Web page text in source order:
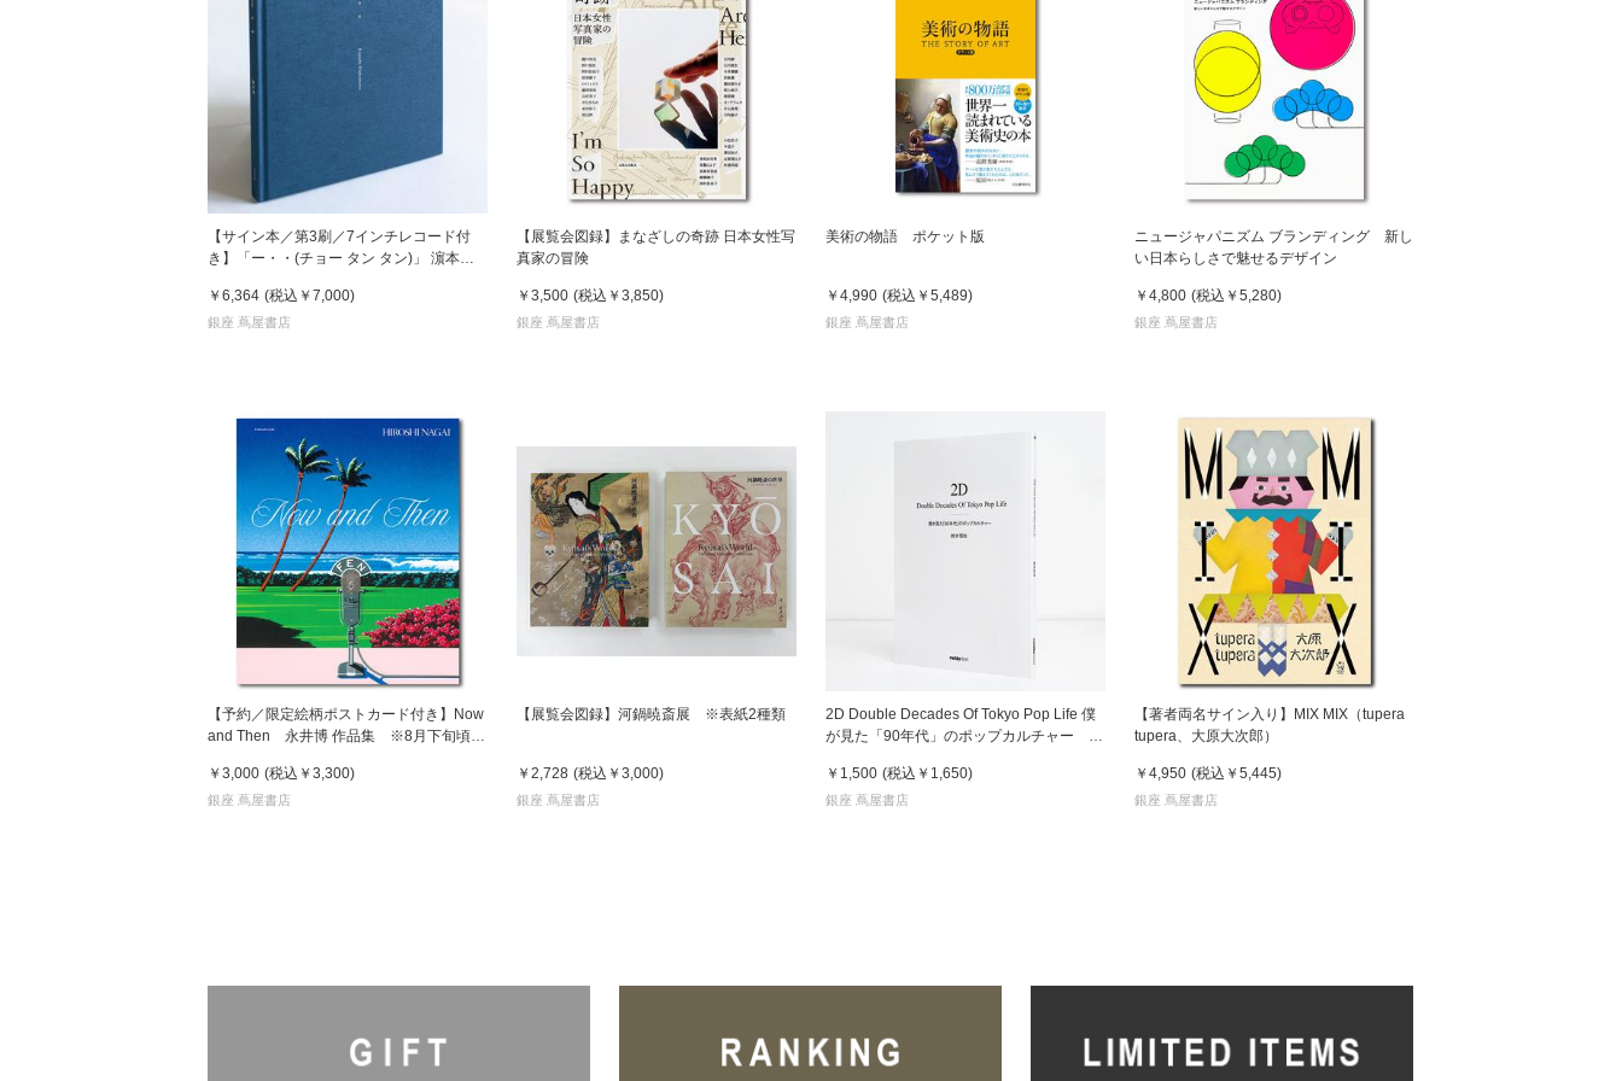
【サイン本／第3刷／7インチレコード付
き】「ー・・(チョー タン タン)」 濵本奏
￥6,364 (税込 ￥7,000)
銀座 蔦屋書店
【展覧会図録】まなざしの奇跡 日本女性写
真家の冒険
￥3,500 (税込 ￥3,850)
銀座 蔦屋書店
美術の物語 ポケット版
￥4,990 (税込 ￥5,489)
銀座 蔦屋書店
ニュージャパニズム ブランディング 新し
い日本らしさで魅せるデザイン
￥4,800 (税込 ￥5,280)
銀座 蔦屋書店
【予約／限定絵柄ポストカード付き】Now
and Then 永井博 作品集 ※8月下旬頃の
￥3,000 (税込 ￥3,300)
銀座 蔦屋書店
【展覧会図録】河鍋暁斎展 ※表紙2種類
￥2,728 (税込 ￥3,000)
銀座 蔦屋書店
2D Double Decades Of Tokyo Pop Life 僕
が見た「90年代」のポップカルチャー 鈴
￥1,500 (税込 ￥1,650)
銀座 蔦屋書店
【著者両名サイン入り】MIX MIX（tupera
tupera、大原大次郎）
￥4,950 (税込 ￥5,445)
銀座 蔦屋書店